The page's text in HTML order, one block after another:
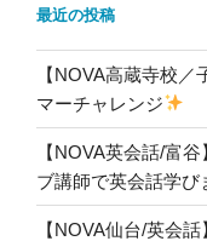
最近の投稿
【NOVA高蔵寺校
マーチャレンジ
【NOVA英会話/富谷
ブ講師で英会話学び
【NOVA仙台/英会